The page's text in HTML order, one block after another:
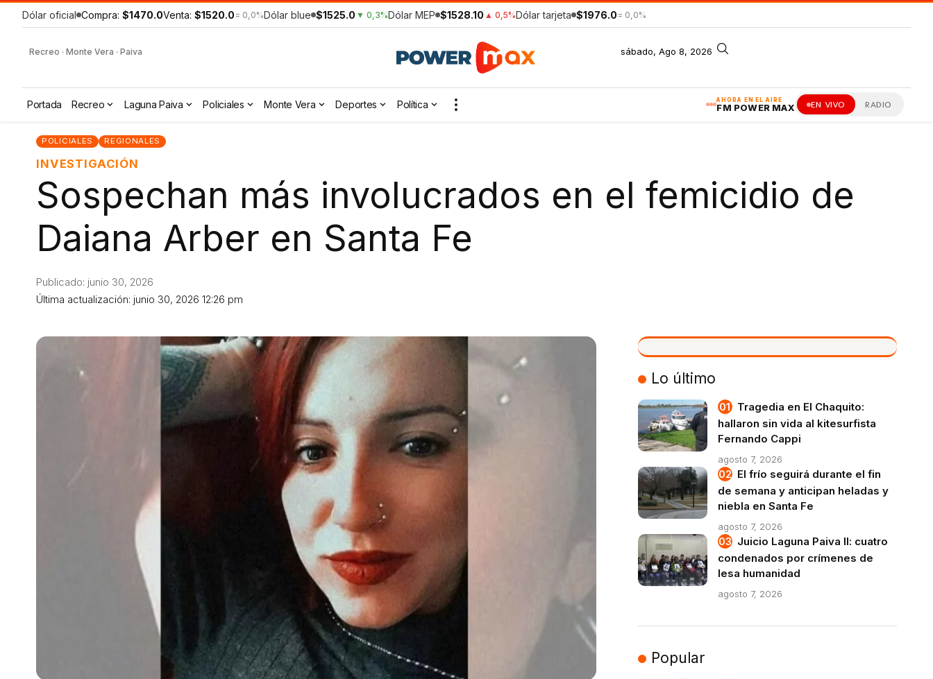
Dólar oficial Compra: $1470.0Venta: $1520.0 = 0,0%Dólar blue $1525.0 ▼ 0,3%Dólar MEP $1528.10 ▲ 0,5%Dólar tarjeta $1976.0 = 0,0%
Recreo · Monte Vera · Paiva sábado, Ago 8, 2026
AHORA EN EL AIRE
FM POWER MAX EN VIVO RADIO
Portada Recreo Laguna Paiva Policiales Monte Vera Deportes Política
POLICIALES REGIONALES
INVESTIGACIÓN
Sospechan más involucrados en el femicidio de
Daiana Arber en Santa Fe
Última actualización: junio 30, 2026 12:26 pm
Publicado: junio 30, 2026
VIVO
Lo último
Tragedia en El Chaquito:
hallaron sin vida al kitesurfista
Fernando Cappi
agosto 7, 2026
El frío seguirá durante el fin
de semana y anticipan heladas y
niebla en Santa Fe
agosto 7, 2026
Juicio Laguna Paiva II: cuatro
condenados por crímenes de
lesa humanidad
agosto 7, 2026
Popular